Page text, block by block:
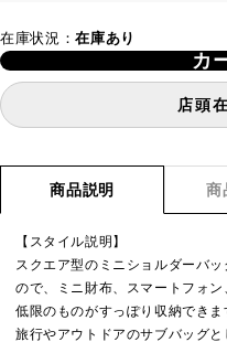
在庫状況：在庫あり
カ
店頭
商品説明 商
【スタイル説明】
スクエア型のミニショルダーバ
ので、ミニ財布、スマートフォ
低限のものがすっぽり収納でき
旅行やアウトドアのサブバッグと